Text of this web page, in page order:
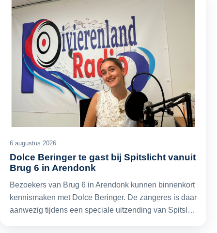
6 augustus 2026
Dolce Beringer te gast bij Spitslicht vanuit
Brug 6 in Arendonk
Bezoekers van Brug 6 in Arendonk kunnen binnenkort
kennismaken met Dolce Beringer. De zangeres is daar
aanwezig tijdens een speciale uitzending van Spitsl…